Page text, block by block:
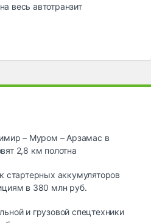
весь автотранзит
– Муром – Арзамас в
2,8 км полотна
стартерных аккумуляторов
в 380 млн руб.
и грузовой спецтехники